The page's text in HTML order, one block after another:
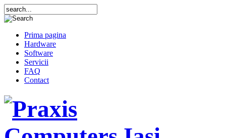
Prima pagina
Hardware
Software
Servicii
FAQ
Contact